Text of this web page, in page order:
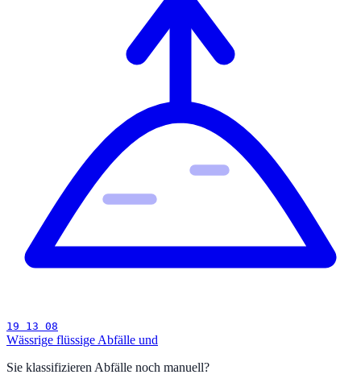
19 13 08
Wässrige flüssige Abfälle und
Sie klassifizieren Abfälle noch manuell?